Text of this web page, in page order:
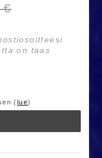
€
on taas
(lue)